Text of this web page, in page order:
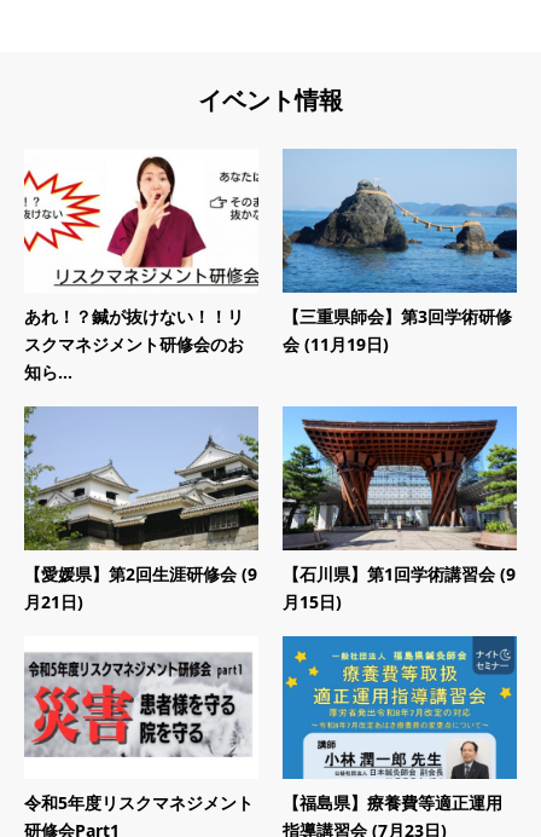
イベント情報
あれ！？鍼が抜けない！！リ
スクマネジメント研修会のお
知ら...
【三重県師会】第3回学術研修
会 (11月19日)
【愛媛県】第2回生涯研修会 (9
月21日)
【石川県】第1回学術講習会 (9
月15日)
令和5年度リスクマネジメント
研修会Part1
【福島県】療養費等適正運用
指導講習会 (7月23日)